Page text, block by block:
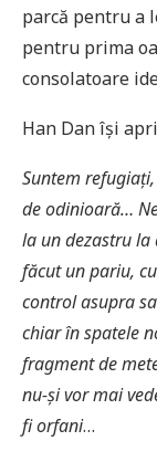
parcă pentru a
pentru prima
consolatoare
Han Dan își
Suntem
de odinioară…
la un dezastru la
făcut un pariu,
control asupra
chiar în spatele
fragment de
nu-și vor mai
fi orfani…